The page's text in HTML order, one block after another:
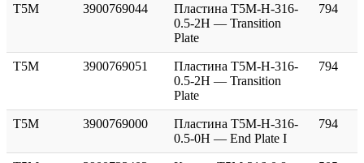
T5M 3900769044
Пластина T5M-H-316-
0.5-2H — Transition
Plate
794
T5M 3900769051
Пластина T5M-H-316-
0.5-2H — Transition
Plate
794
T5M 3900769000
Пластина T5M-H-316-
0.5-0H — End Plate I
794